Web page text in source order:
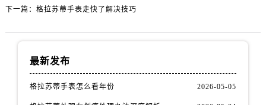
下一篇： 格拉苏蒂手表走快了解决技巧
最新发布
格拉苏蒂手表怎么看年份 2026-05-05